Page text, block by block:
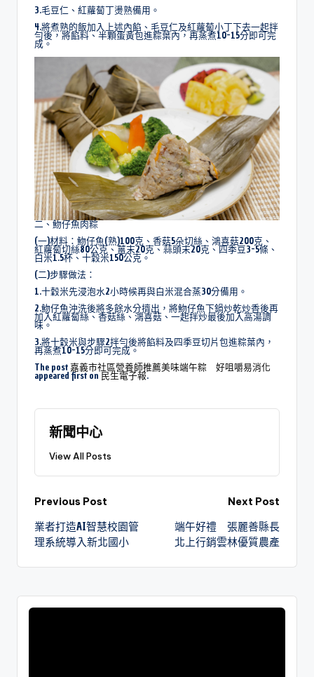
3.毛豆仁、紅蘿蔔丁燙熟備用。
4.將煮熟的飯加入上述內餡、毛豆仁及紅蘿蔔小丁下去一起拌
勻後，將餡料、半顆蛋黃包進粽葉內，再蒸煮10-15分即可完
成。
二、魩仔魚肉粽
(一)材料：魩仔魚(熟)100克、香菇5朵切絲、鴻喜菇200克、
紅蘿蔔切絲80公克、薑末20克、蒜頭末20克、四季豆3-5條、
白米1.5杯、十穀米150公克。
(二)步驟做法：
1.十穀米先浸泡水2小時候再與白米混合蒸30分備用。
2.魩仔魚沖洗後將多餘水分擠出，將魩仔魚下鍋炒乾炒香後再
加入紅蘿蔔絲、香菇絲、鴻喜菇、一起拌炒最後加入高湯調
味。
3.將十穀米與步驟2拌勻後將餡料及四季豆切片包進粽葉內，
再蒸煮10-15分即可完成。
The post嘉義市社區營養師推薦美味端午粽 好咀嚼易消化
appeared first on民生電子報.
新聞中心
View All Posts
Previous Post
業者打造AI智慧校園管
理系統導入新北國小
Next Post
端午好禮 張麗善縣長
北上行銷雲林優質農產